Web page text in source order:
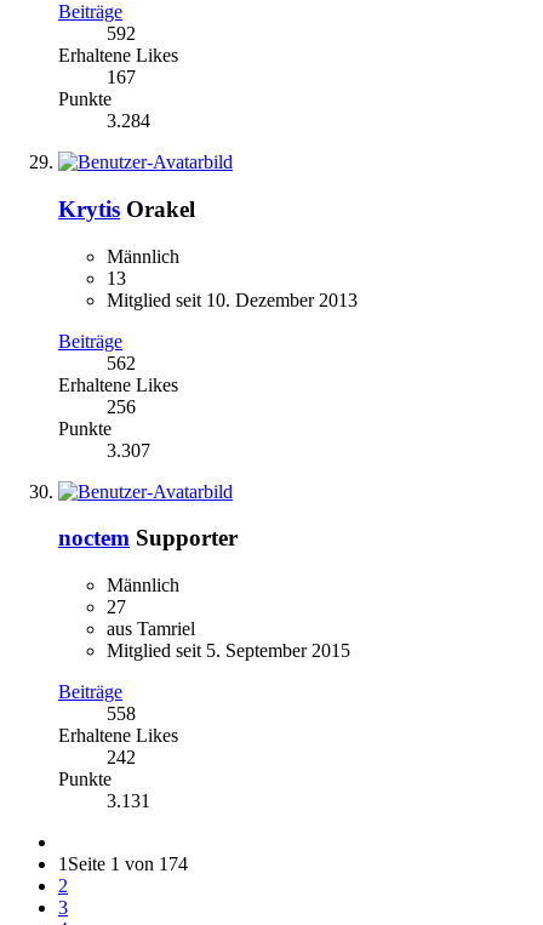
Beiträge
592
Erhaltene Likes
167
Punkte
3.284
Krytis Orakel
Männlich
13
Mitglied seit 10. Dezember 2013
Beiträge
562
Erhaltene Likes
256
Punkte
3.307
noctem Supporter
Männlich
27
aus Tamriel
Mitglied seit 5. September 2015
Beiträge
558
Erhaltene Likes
242
Punkte
3.131
1 Seite 1 von 174
2
3